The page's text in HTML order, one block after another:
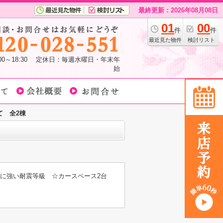
最終更新：2026年08月08日
01件
最近見た物件
00件
検討リスト
～18:30 定休日：毎週水曜日・年末年
始
全2棟
強い耐震等級 ☆カースペース2台